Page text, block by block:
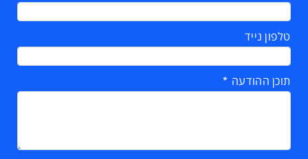
טלפון נייד
תוכן ההודעה